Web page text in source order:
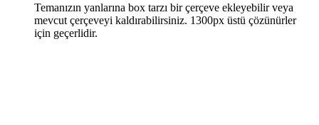
Temanızın yanlarına box tarzı bir çerçeve ekleyebilir veya
mevcut çerçeveyi kaldırabilirsiniz. 1300px üstü çözünürler
için geçerlidir.